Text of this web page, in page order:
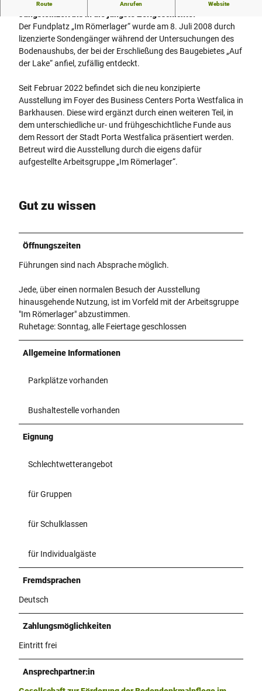
Route Anrufen Website
Der Fundplatz „Im Römerlager“ wurde am 8. Juli 2008 durch
lizenzierte Sondengänger während der Untersuchungen des
Bodenaushubs, der bei der Erschließung des Baugebietes „Auf
der Lake“ anfiel, zufällig entdeckt.
Seit Februar 2022 befindet sich die neu konzipierte
Ausstellung im Foyer des Business Centers Porta Westfalica in
Barkhausen. Diese wird ergänzt durch einen weiteren Teil, in
dem unterschiedliche ur- und frühgeschichtliche Funde aus
dem Ressort der Stadt Porta Westfalica präsentiert werden.
Betreut wird die Ausstellung durch die eigens dafür
aufgestellte Arbeitsgruppe „Im Römerlager“.
Gut zu wissen
Öffnungszeiten
Führungen sind nach Absprache möglich.
Jede, über einen normalen Besuch der Ausstellung
hinausgehende Nutzung, ist im Vorfeld mit der Arbeitsgruppe
"Im Römerlager" abzustimmen.
Ruhetage: Sonntag, alle Feiertage geschlossen
Allgemeine Informationen
Parkplätze vorhanden
Bushaltestelle vorhanden
Eignung
Schlechtwetterangebot
für Gruppen
für Schulklassen
für Individualgäste
Fremdsprachen
Deutsch
Zahlungsmöglichkeiten
Eintritt frei
Ansprechpartner:in